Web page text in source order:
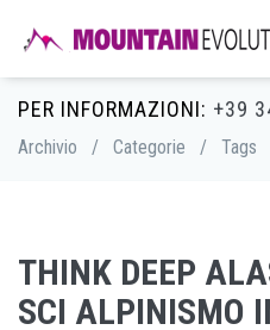
PER INFORMAZIONI: +39
Archivio / Categorie / Tags
THINK DEEP
SCI ALPINISMO